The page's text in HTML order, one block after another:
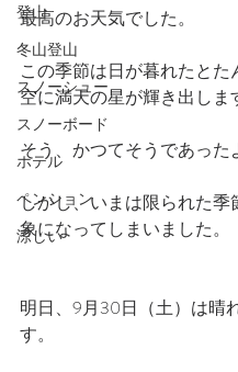
登山
冬山登山
スノーシュー
スノーボード
ホテル
ペンション
涼しい
最高のお天気でした。
この季節は日が暮れたとた
空に満天の星が輝き出しま
そう、かつてそうであった
しかし、いまは限られた季
象になってしまいました。
明日、9月30日（土）は晴
す。